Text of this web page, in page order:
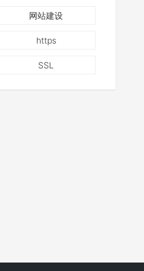
网站建设
https
SSL